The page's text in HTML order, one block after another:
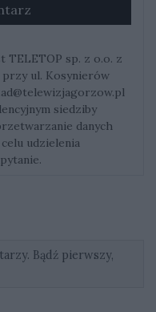
TELETOP sp. z o.o. z
ul. Kosynierów
siedziby
danych
udzielenia
Bądź pierwszy,